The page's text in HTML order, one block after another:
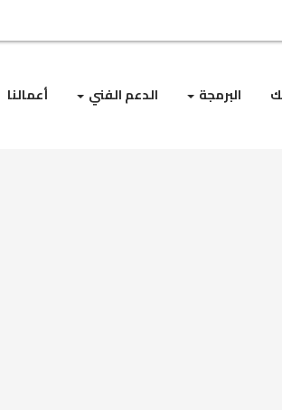
البرمجة الدعم الفني أعمالنا